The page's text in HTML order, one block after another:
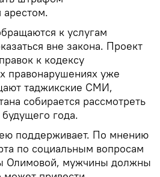
арестом.
к услугам
вне закона. Проект
к кодексу
правонарушениях уже
таджикские СМИ,
собирается рассмотреть
года.
поддерживает. По мнению
по социальным вопросам
Олимовой, мужчины должны